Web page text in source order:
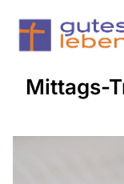
Mittags-